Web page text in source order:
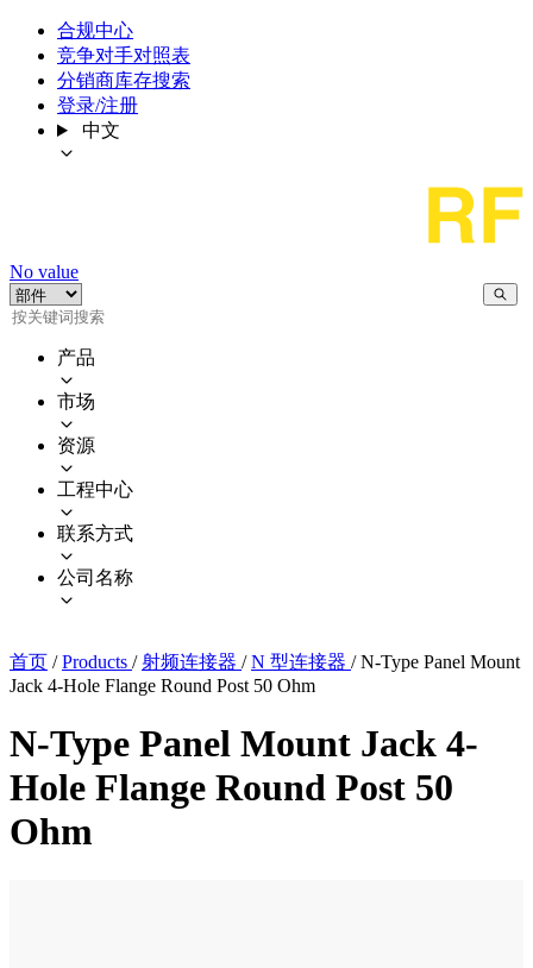
合规中心
竞争对手对照表
分销商库存搜索
登录/注册
中文
No value
产品
市场
资源
工程中心
联系方式
公司名称
首页 / Products / 射频连接器 / N 型连接器 / N-Type Panel Mount
Jack 4-Hole Flange Round Post 50 Ohm
N-Type Panel Mount Jack 4-
Hole Flange Round Post 50
Ohm